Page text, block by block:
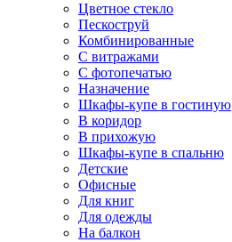
Цветное стекло
Пескоструй
Комбинированные
С витражами
С фотопечатью
Назначение
Шкафы-купе в гостиную
В коридор
В прихожую
Шкафы-купе в спальню
Детские
Офисные
Для книг
Для одежды
На балкон